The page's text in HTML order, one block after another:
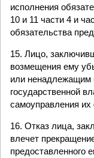
исполнения
10 и 11 части 4 и
обязательства
15. Лицо,
возмещения ему
или ненадлежащим
государственной
самоуправления их
16. Отказ лица,
влечет
предоставленного